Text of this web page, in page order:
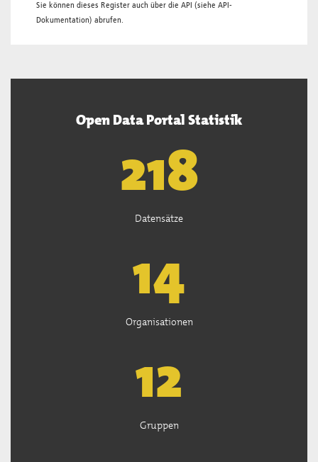
Sie können dieses Register auch über die API (siehe API-
Dokumentation) abrufen.
Open Data Portal Statistik
220
Datensätze
15
Organisationen
13
Gruppen